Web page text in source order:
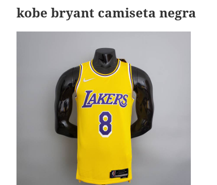
kobe bryant camiseta negra